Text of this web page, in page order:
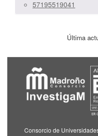
57195519041
Última
Consorcio de